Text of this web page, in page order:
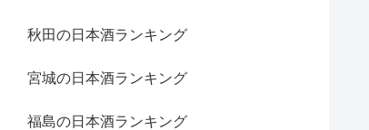
秋田の日本酒ランキング
宮城の日本酒ランキング
福島の日本酒ランキング